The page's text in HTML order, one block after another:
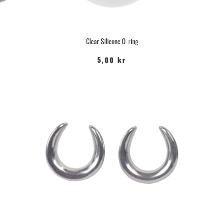
Clear Silicone O-ring
5,00 kr